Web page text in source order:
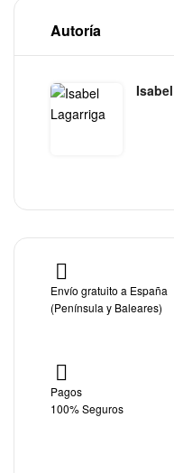
Autoría
Envío gratuito a España
(Península y Baleares)
Pagos
100% Seguros